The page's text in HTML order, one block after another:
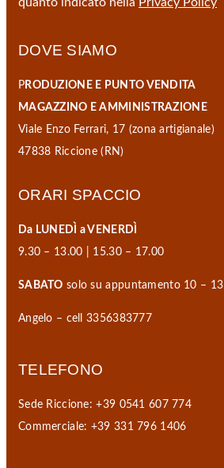
DOVE SIAMO
P RODUZIONE E PUNTO VENDITA
MAGAZZINO E AMMINISTRAZIONE
Viale Enzo Ferrari, 17 (zona artigianale)
47838 Riccione (RN)
ORARI SPACCIO
Da LUNEDÌ a VENERDÌ
9.30 – 13.00 | 15.30 – 17.00
SABATO solo su appuntamento 10 – 13
Angelo – cell 3356383777
TELEFONO
Sede Riccione: +39 0541 607 774
Commerciale: +39 331 796 1406